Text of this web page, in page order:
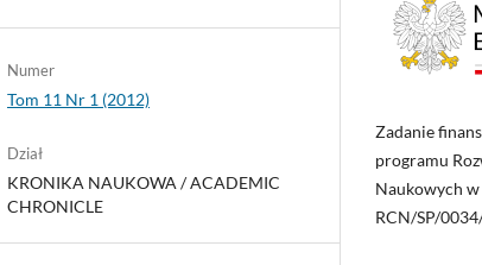
Numer
Tom 11 Nr 1 (2012)
Dział
KRONIKA NAUKOWA / ACADEMIC
CHRONICLE
Zadanie
programu
Naukowych
RCN/SP/